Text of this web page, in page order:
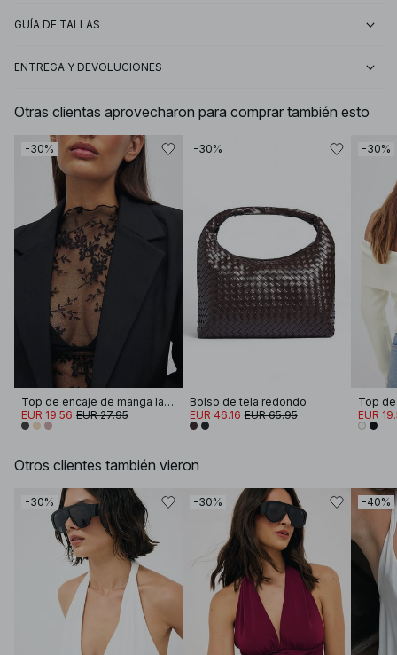
GUÍA DE TALLAS
ENTREGA Y DEVOLUCIONES
Otras clientas aprovecharon para comprar también esto
-30%
Top de encaje de manga larga
EUR 19.56 EUR 27.95
-30%
Bolso de tela redondo
EUR 46.16 EUR 65.95
-30%
EUR
Otros clientes también vieron
-30% -30% -40%